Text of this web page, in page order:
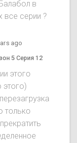
в
все серии ?
ago
5 Серия 12
этого
этого)
только